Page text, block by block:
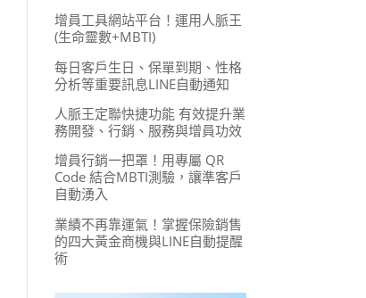
增員工具網站平台！運用人脈王
(生命靈數+MBTI)
每日客戶生日、保單到期、性格
分析等重要訊息LINE自動通知
人脈王定聯快捷功能 有效提升業
務開發、行銷、服務與增員功效
增員行銷一把罩！用專屬 QR
Code 結合MBTI測驗，讓準客戶
自動湧入
業績不再靠運氣！掌握保險銷售
的四大黃金商機與LINE自動提醒
術